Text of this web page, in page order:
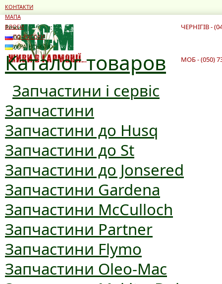
Режим роботи:
10:00 - 19:00
10:00 - 16:00
ЧЕРНІГІВ -
Каталог товаров
Запчастини і сервіс
Запчастини
Запчастини до Husq
Запчастини до St
Запчастини до Jonsered
Запчастини Gardena
Запчастини McCulloch
Запчастини Partner
Запчастини Flymo
Запчастини Oleo-Mac
МОБ - (050)
КОНТАКТИ
МАПА
БЛОГИ
ПО-РУССКИ
УКРАЇНСЬКОЮ